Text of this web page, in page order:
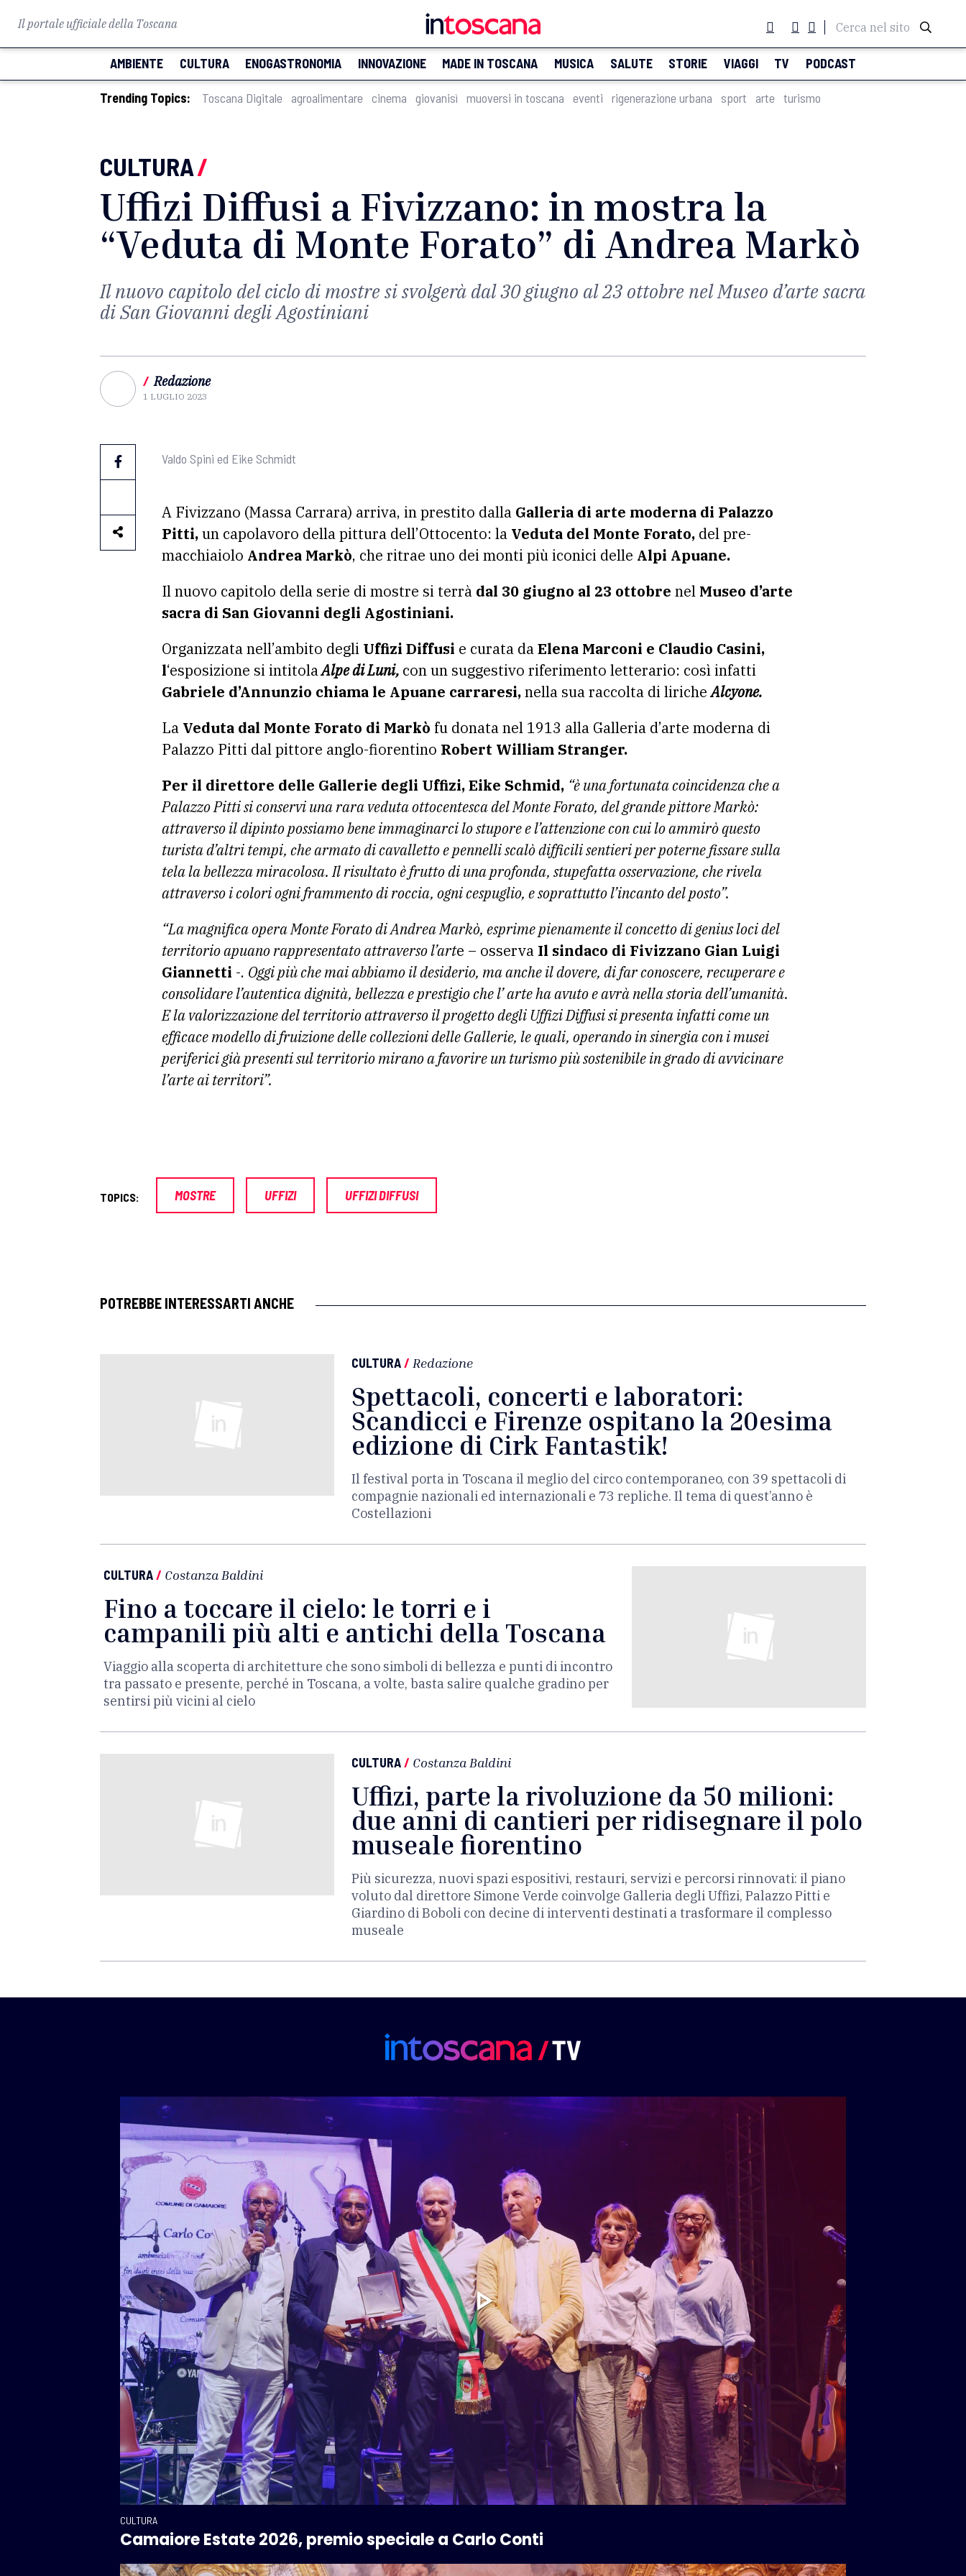
Il portale ufficiale della Toscana Cerca nel sito
AMBIENTE CULTURA ENOGASTRONOMIA INNOVAZIONE MADE IN TOSCANA MUSICA SALUTE STORIE VIAGGI TV PODCAST
Trending Topics: Toscana Digitale agroalimentare cinema giovanisì muoversi in toscana eventi rigenerazione urbana sport arte turismo
CULTURA/
Uffizi Diffusi a Fivizzano: in mostra la
“Veduta di Monte Forato” di Andrea Markò
Il nuovo capitolo del ciclo di mostre si svolgerà dal 30 giugno al 23 ottobre nel Museo d’arte sacra
di San Giovanni degli Agostiniani
/ Redazione
1 LUGLIO 2023
Valdo Spini ed Eike Schmidt
A Fivizzano (Massa Carrara) arriva, in prestito dalla Galleria di arte moderna di Palazzo
Pitti,un capolavoro della pittura dell’Ottocento: la Veduta del Monte Forato, del pre-
macchiaiolo Andrea Markò, che ritrae uno dei monti più iconici delle Alpi Apuane.
Il nuovo capitolo della serie di mostre si terrà dal 30 giugno al 23 ottobre nel Museo d’arte
sacra di San Giovanni degli Agostiniani.
Organizzata nell’ambito degli Uffizi Diffusi e curata daElena Marconi e Claudio Casini,
l‘esposizione si intitolaAlpe di Luni, con un suggestivo riferimento letterario: così infatti
Gabriele d’Annunzio chiama le Apuane carraresi,nella sua raccolta di liricheAlcyone.
La Veduta dal Monte Forato di Markò fu donata nel 1913 alla Galleria d’arte moderna di
Palazzo Pitti dal pittore anglo-fiorentino Robert William Stranger.
Per il direttore delle Gallerie degli Uffizi, Eike Schmid, “è una fortunata coincidenza che a
Palazzo Pitti si conservi una rara veduta ottocentesca del Monte Forato, del grande pittore Markò:
attraverso il dipinto possiamo bene immaginarci lo stupore e l’attenzione con cui lo ammirò questo
turista d’altri tempi, che armato di cavalletto e pennelli scalò difficili sentieri per poterne fissare sulla
tela la bellezza miracolosa. Il risultato è frutto di una profonda, stupefatta osservazione, che rivela
attraverso i colori ogni frammento di roccia, ogni cespuglio, e soprattutto l’incanto del posto”.
“La magnifica opera Monte Forato di Andrea Markò, esprime pienamente il concetto di genius loci del
territorio apuano rappresentato attraverso l’arte – osserva Il sindaco di Fivizzano Gian Luigi
Giannetti -. Oggi più che mai abbiamo il desiderio, ma anche il dovere, di far conoscere, recuperare e
consolidare l’autentica dignità, bellezza e prestigio che l’ arte ha avuto e avrà nella storia dell’umanità.
E la valorizzazione del territorio attraverso il progetto degli Uffizi Diffusi si presenta infatti come un
efficace modello di fruizione delle collezioni delle Gallerie, le quali, operando in sinergia con i musei
periferici già presenti sul territorio mirano a favorire un turismo più sostenibile in grado di avvicinare
l’arte ai territori”.
TOPICS: MOSTRE UFFIZI UFFIZI DIFFUSI
POTREBBE INTERESSARTI ANCHE
CULTURA/ Redazione
Spettacoli, concerti e laboratori:
Scandicci e Firenze ospitano la 20esima
edizione di Cirk Fantastik!
Il festival porta in Toscana il meglio del circo contemporaneo, con 39 spettacoli di
compagnie nazionali ed internazionali e 73 repliche. Il tema di quest’anno è
Costellazioni
CULTURA/ Costanza Baldini
Fino a toccare il cielo: le torri e i
campanili più alti e antichi della Toscana
Viaggio alla scoperta di architetture che sono simboli di bellezza e punti di incontro
tra passato e presente, perché in Toscana, a volte, basta salire qualche gradino per
sentirsi più vicini al cielo
CULTURA/ Costanza Baldini
Uffizi, parte la rivoluzione da 50 milioni:
due anni di cantieri per ridisegnare il polo
museale fiorentino
Più sicurezza, nuovi spazi espositivi, restauri, servizi e percorsi rinnovati: il piano
voluto dal direttore Simone Verde coinvolge Galleria degli Uffizi, Palazzo Pitti e
Giardino di Boboli con decine di interventi destinati a trasformare il complesso
museale
CULTURA
Camaiore Estate 2026, premio speciale a Carlo Conti